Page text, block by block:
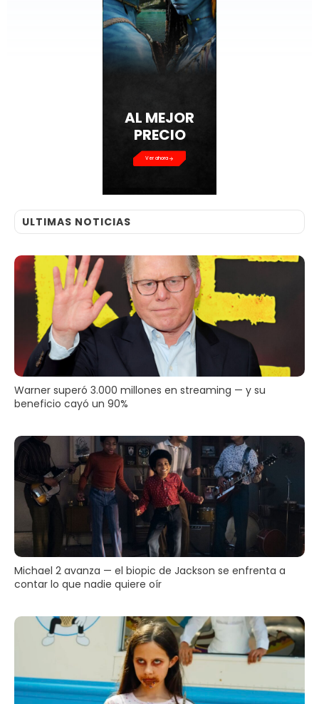
AL MEJOR
PRECIO
Ver ahora
ULTIMAS NOTICIAS
Warner superó 3.000 millones en streaming — y su
beneficio cayó un 90%
Michael 2 avanza — el biopic de Jackson se enfrenta a
contar lo que nadie quiere oír